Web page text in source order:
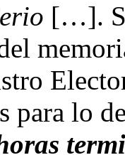
[…].
para lo